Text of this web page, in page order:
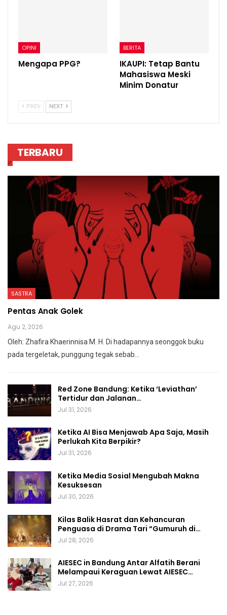
OPINI
Mengapa PPG?
BERITA
IKAUPI: Tetap Bantu
Mahasiswa Meski
Minim Donatur
PREV NEXT
TERBARU
SASTRA
Pentas Anak Golek
Agu 2, 2026
Oleh: Zhafira Khaerinnisa M. H.
Di hadapannya seonggok buku
pada tergeletak, punggung tegaksebab
Red Zone Bandung: Ketika ‘Leviathan’
Tertidur dan Jalanan…
Jul 31, 2026
Ketika AI Bisa Menjawab Apa Saja, Masih
Perlukah Kita Berpikir?
Jul 31, 2026
Ketika Media Sosial Mengubah Makna
Kesuksesan
Jul 30, 2026
Kilas Balik Hasrat dan Kehancuran
Penguasa di Drama Tari “Gumuruh di…
Jul 28, 2026
AIESEC in Bandung Antar Alfatih Berani
Melampaui Keraguan Lewat AIESEC…
Jul 27, 2026